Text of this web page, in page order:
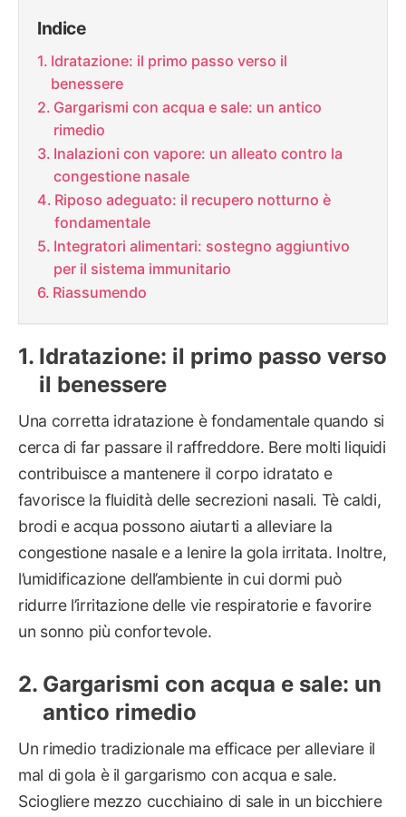
Indice
Idratazione: il primo passo verso il
benessere
Gargarismi con acqua e sale: un antico
rimedio
Inalazioni con vapore: un alleato contro la
congestione nasale
Riposo adeguato: il recupero notturno è
fondamentale
Integratori alimentari: sostegno aggiuntivo
per il sistema immunitario
Riassumendo
Idratazione: il primo passo verso
il benessere
Una corretta idratazione è fondamentale quando si
cerca di far passare il raffreddore. Bere molti liquidi
contribuisce a mantenere il corpo idratato e
favorisce la fluidità delle secrezioni nasali. Tè caldi,
brodi e acqua possono aiutarti a alleviare la
congestione nasale e a lenire la gola irritata. Inoltre,
l’umidificazione dell’ambiente in cui dormi può
ridurre l’irritazione delle vie respiratorie e favorire
un sonno più confortevole.
Gargarismi con acqua e sale: un
antico rimedio
Un rimedio tradizionale ma efficace per alleviare il
mal di gola è il gargarismo con acqua e sale.
Sciogliere mezzo cucchiaino di sale in un bicchiere